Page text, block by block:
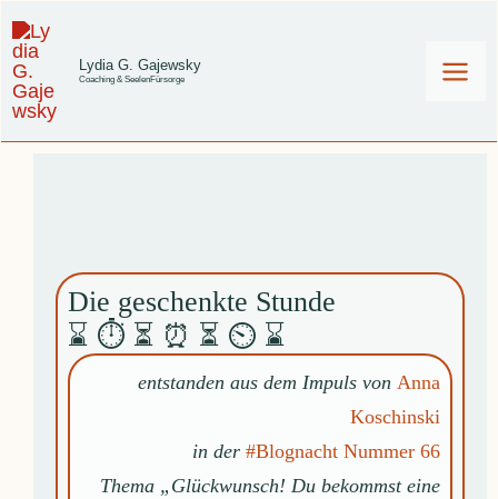
Zum
Inhalt
springen
Lydia G. Gajewsky
Coaching & SeelenFürsorge
Die geschenkte Stunde
⌛ ⏱ ⏳ ⏰ ⏳ ⏲ ⌛
entstanden aus dem Impuls von Anna
Koschinski
in der #Blognacht Nummer 66
Thema „Glückwunsch! Du bekommst eine